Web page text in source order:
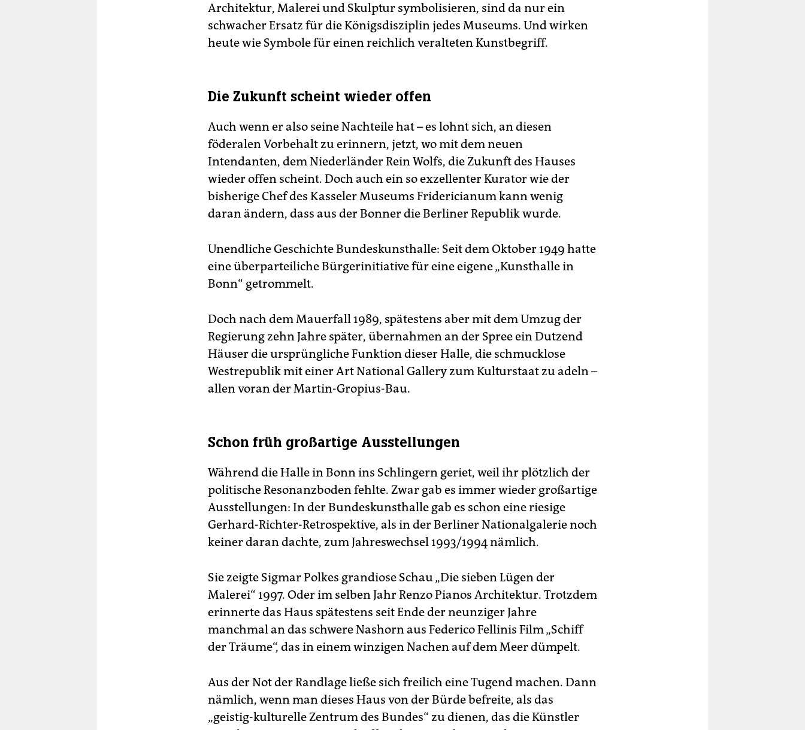
Architektur, Malerei und Skulptur symbolisieren, sind da nur ein
schwacher Ersatz für die Königsdisziplin jedes Museums. Und wirken
heute wie Symbole für einen reichlich veralteten Kunstbegriff.
Die Zukunft scheint wieder offen
Auch wenn er also seine Nachteile hat – es lohnt sich, an diesen
föderalen Vorbehalt zu erinnern, jetzt, wo mit dem neuen
Intendanten, dem Niederländer Rein Wolfs, die Zukunft des Hauses
wieder offen scheint. Doch auch ein so exzellenter Kurator wie der
bisherige Chef des Kasseler Museums Fridericianum kann wenig
daran ändern, dass aus der Bonner die Berliner Republik wurde.
Unendliche Geschichte Bundeskunsthalle: Seit dem Oktober 1949 hatte
eine überparteiliche Bürgerinitiative für eine eigene „Kunsthalle in
Bonn“ getrommelt.
Doch nach dem Mauerfall 1989, spätestens aber mit dem Umzug der
Regierung zehn Jahre später, übernahmen an der Spree ein Dutzend
Häuser die ursprüngliche Funktion dieser Halle, die schmucklose
Westrepublik mit einer Art National Gallery zum Kulturstaat zu adeln –
allen voran der Martin-Gropius-Bau.
Schon früh großartige Ausstellungen
Während die Halle in Bonn ins Schlingern geriet, weil ihr plötzlich der
politische Resonanzboden fehlte. Zwar gab es immer wieder großartige
Ausstellungen: In der Bundeskunsthalle gab es schon eine riesige
Gerhard-Richter-Retrospektive, als in der Berliner Nationalgalerie noch
keiner daran dachte, zum Jahreswechsel 1993/1994 nämlich.
Sie zeigte Sigmar Polkes grandiose Schau „Die sieben Lügen der
Malerei“ 1997. Oder im selben Jahr Renzo Pianos Architektur. Trotzdem
erinnerte das Haus spätestens seit Ende der neunziger Jahre
manchmal an das schwere Nashorn aus Federico Fellinis Film „Schiff
der Träume“, das in einem winzigen Nachen auf dem Meer dümpelt.
Aus der Not der Randlage ließe sich freilich eine Tugend machen. Dann
nämlich, wenn man dieses Haus von der Bürde befreite, als das
„geistig-kulturelle Zentrum des Bundes“ zu dienen, das die Künstler